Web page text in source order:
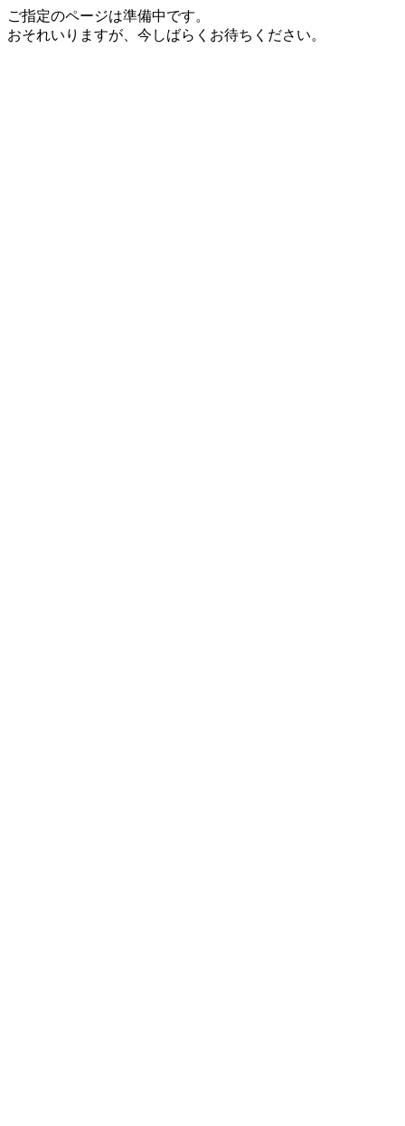
ご指定のページは準備中です。
おそれいりますが、今しばらくお待ちください。